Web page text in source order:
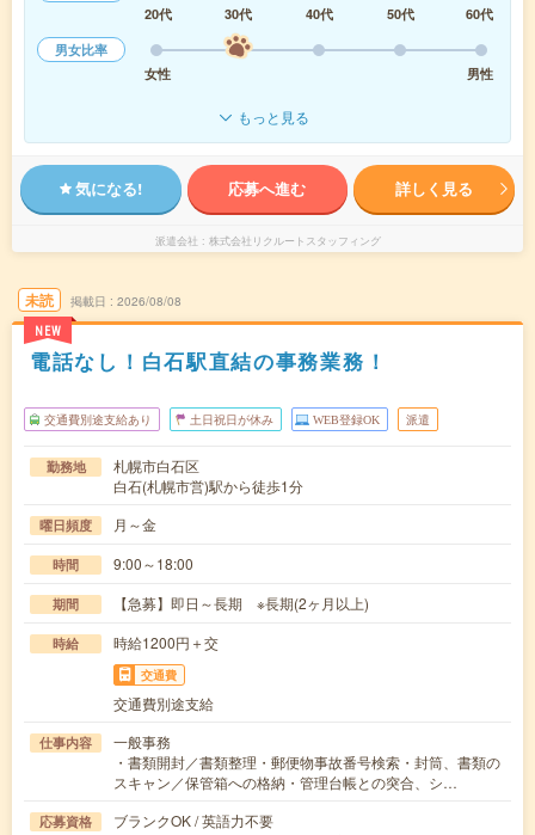
20代
30代 40代 50代
60代
男女比率
女性
男性
もっと見る
気になる! 応募へ進む 詳しく見る
派遣会社 株式会社リクルートスタッフィング
未読
NEW
掲載日 2026/08/08
電話なし！白石駅直結の事務業務！
交通費別途支給あり 土日祝日が休み WEB登録OK 派遣
勤務地
札幌市白石区
白石(札幌市営)駅から徒歩1分
曜日頻度 月～金
時間 9:00～18:00
期間 【急募】即日～長期 ※長期(2ヶ月以上)
時給 時給1200円＋交
交通費
交通費別途支給
仕事内容
一般事務
・書類開封／書類整理・郵便物事故番号検索・封筒、書類の
スキャン／保管箱への格納・管理台帳との突合、シ…
応募資格
ブランクOK / 英語力不要